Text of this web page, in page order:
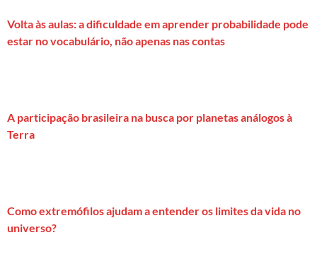
Volta às aulas: a dificuldade em aprender probabilidade pode
estar no vocabulário, não apenas nas contas
A participação brasileira na busca por planetas análogos à
Terra
Como extremófilos ajudam a entender os limites da vida no
universo?